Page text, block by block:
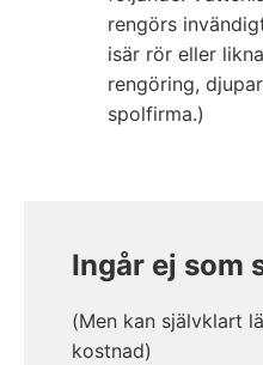
rengörs
isär rör eller
rengöring,
spolfirma.)
Ingår ej som
(Men kan självklart
kostnad)